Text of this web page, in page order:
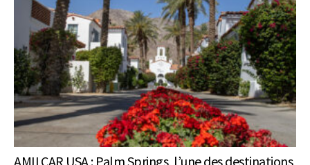
AMILCAR USA : Palm Springs, l’une des destinations